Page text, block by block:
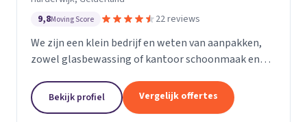
9,8Moving Score 22 reviews
We zijn een klein bedrijf en weten van aanpakken,
zowel glasbewassing of kantoor schoonmaak en
bedrijven waar schoon gemaakt moet worden is
voor ons...
Bekijk profiel Vergelijk offertes